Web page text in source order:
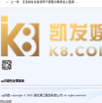
上一条：王忠林在全省领导干部警示教育会上强调 ...
pg问鼎的友情链接：
pg问鼎 copyright © 2025 湖北港口集团有限公司 all rights reserved
网站地图